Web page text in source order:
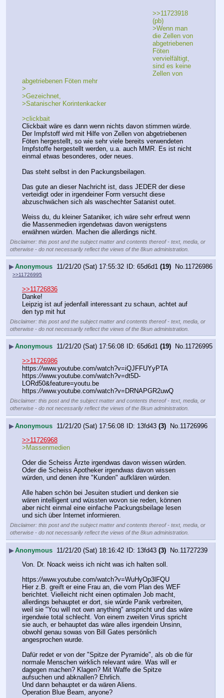
>>11723918
(pb)
>Wenn man
die Zellen von
abgetriebenen
Föten
vervielfältigt,
sind es keine
Zellen von
abgetriebenen Föten mehr
>
>Gezeichnet,
>Satanischer Korintenkacker
>clickbait
Clickbait wäre es dann wenn nichts davon stimmen würde.
Der Impfstoff wird mit Hilfe von Zellen von abgetriebenen
Föten hergestellt, so wie sehr viele bereits verwendeten
Impfstoffe hergestellt werden, u.a. auch MMR. Es ist nicht
einmal etwas besonderes, oder neues.
Das steht selbst in den Packungsbeilagen.
Das gute an dieser Nachricht ist, dass JEDER der diese
verteidigt oder in irgendeiner Form versucht diese
abzuschwächen sich als waschechter Satanist outet.
Weiss du, du kleiner Sataniker, ich wäre sehr erfreut wenn
die Massenmedien irgendetwas davon wenigstens
erwähnen würden. Machen die allerdings nicht.
Disclaimer: this post and the subject matter and contents thereof - text, media, or
otherwise - do not necessarily reflect the views of the 8kun administration.
▶Anonymous 11/21/20 (Sat) 17:55:32 65d6d1 (19) No.11726986
>>11726995
>>11726836
Danke!
Leipzig ist auf jedenfall interessant zu schaun, achtet auf
den typ mit hut
Disclaimer: this post and the subject matter and contents thereof - text, media, or
otherwise - do not necessarily reflect the views of the 8kun administration.
▶Anonymous 11/21/20 (Sat) 17:56:08 65d6d1 (19) No.11726995
>>11726986
https://www.youtube.com/watch?v=iQJFFUYyPTA
https://www.youtube.com/watch?v=dt5D-
LORd50&feature=youtu.be
https://www.youtube.com/watch?v=DRNAPGR2uwQ
Disclaimer: this post and the subject matter and contents thereof - text, media, or
otherwise - do not necessarily reflect the views of the 8kun administration.
▶Anonymous 11/21/20 (Sat) 17:56:08 13fd43 (3) No. 11726996
>>11726968
>Massenmedien
Oder die Scheiss Ärzte irgendwas davon wissen würden.
Oder die Scheiss Apotheker irgendwas davon wissen
würden, und denen ihre "Kunden" aufklären würden.
Alle haben schön bei Jesuiten studiert und denken sie
wären intelligent und wüssten wovon sie reden, können
aber nicht einmal eine einfache Packungsbeilage lesen
und sich über Internet informieren.
Disclaimer: this post and the subject matter and contents thereof - text, media, or
otherwise - do not necessarily reflect the views of the 8kun administration.
▶Anonymous 11/21/20 (Sat) 18:16:42 13fd43 (3) No. 11727239
Von. Dr. Noack weiss ich nicht was ich halten soll.
https://www.youtube.com/watch?v=WuHyOp3lFQU
Hier z.B. greift er eine Frau an, die vom Plan des WEF
berichtet. Vielleicht nicht einen optimalen Job macht,
allerdings behauptet er dort, sie würde Panik verbreiten,
weil sie "You will not own anything" anspricht und das wäre
irgendwie total schlecht. Von einem zweiten Virus spricht
sie auch, er behauptet das wäre alles irgendein Unsinn,
obwohl genau sowas von Bill Gates persönlich
angesprochen wurde.
Dafür redet er von der "Spitze der Pyramide", als ob die für
normale Menschen wirklich relevant wäre. Was will er
dagegen machen? Klagen? Mit Waffe die Spitze
aufsuchen und abknallen? Ehrlich.
Und dann behauptet er da wären Aliens.
Operation Blue Beam, anyone?